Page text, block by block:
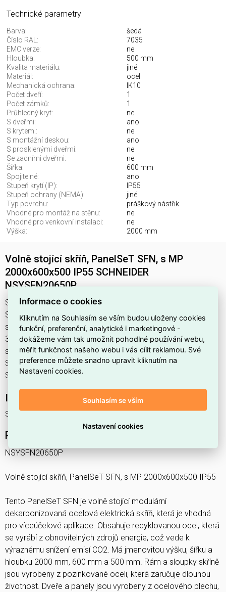
Technické parametry
Barva:
šedá
Číslo RAL:
7035
EMC verze:
ne
Hloubka:
500 mm
Kvalita materiálu:
jiné
Materiál:
ocel
Mechanická ochrana:
IK10
Počet dveří:
1
Počet zámků:
1
Průhledný kryt:
ne
S dveřmi:
ano
S krytem.:
ne
S montážní deskou:
ano
S prosklenými dveřmi:
ne
Se zadními dveřmi:
ne
Šířka:
600 mm
Spojitelné:
ano
Stupeň krytí (IP):
IP55
Stupeň ochrany (NEMA):
jiné
Typ povrchu:
práškový nástřik
Vhodné pro montáž na stěnu:
ne
Vhodné pro venkovní instalaci:
ne
Výška:
2000 mm
Volně stojící skříň, PanelSeT SFN, s MP
2000x600x500 IP55 SCHNEIDER
NSYSFN20650P
Skříň SFN, s MP 2000x600x500 IP55 najdete v kategoriích
Skříně, rozvodnice, Prázdná skříň, Rozvodnice, výkonové
spínací a jistící prvky, výrobce Schneider, EAN
3606486103180, kód dodavatele NSYSFN20650P. Volně
stojící skříň, PanelSeT SFN, s MP 2000x600x500 IP55
SCHNEIDER NSYSFN20650P nabízíme od 1 ks. Kód EMAS
Skříň SFN, s MP 2000x600x500 IP55 je ELOSOS1872341.
Interní název produktu
Skříň SFN, s MP 2000x600x500 IP55
Podrobný popis produktu
NSYSFN20650P
Volně stojící skříň, PanelSeT SFN, s MP 2000x600x500 IP55
Tento PanelSeT SFN je volně stojící modulární
dekarbonizovaná ocelová elektrická skříň, která je vhodná
pro víceúčelové aplikace. Obsahuje recyklovanou ocel, která
se vyrábí z obnovitelných zdrojů energie, což vede k
výraznému snížení emisí CO2. Má jmenovitou výšku, šířku a
hloubku 2000 mm, 600 mm a 500 mm. Rám a sloupky skříně
jsou vyrobeny z pozinkované oceli, která zaručuje dlouhou
životnost. Dveře a panely jsou vyrobeny z ocelového plechu,
Informace o cookies
Kliknutím na Souhlasím se vším budou uloženy cookies
funkční, preferenční, analytické i marketingové -
dokážeme vám tak umožnit pohodlné používání webu,
měřit funkčnost našeho webu i vás cílit reklamou. Své
preference můžete snadno upravit kliknutím na
Nastavení cookies.
Souhlasím se vším
Nastavení cookies